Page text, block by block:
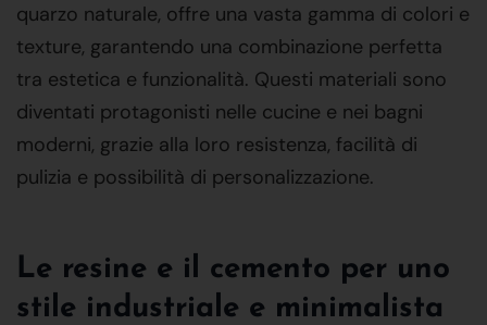
quarzo naturale, offre una vasta gamma di colori e
texture, garantendo una combinazione perfetta
tra estetica e funzionalità. Questi materiali sono
diventati protagonisti nelle cucine e nei bagni
moderni, grazie alla loro resistenza, facilità di
pulizia e possibilità di personalizzazione.
Le resine e il cemento per uno
stile industriale e minimalista